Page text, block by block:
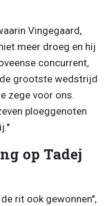
Vingegaard,
meer droeg en hij
concurrent,
grootste wedstrijd
zege voor ons.
ploeggenoten
op Tadej
rit ook gewonnen'',